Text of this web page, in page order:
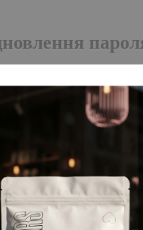
скидання пароля було
пошти, прив'язану до
може зайняти
щонайменше 10
перейдіть за